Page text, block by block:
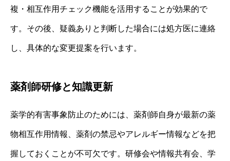
複・相互作用チェック機能を活用することが効果的で
す。その後、疑義ありと判断した場合には処方医に連絡
し、具体的な変更提案を行います。
薬剤師研修と知識更新
薬学的有害事象防止のためには、薬剤師自身が最新の薬
物相互作用情報、薬剤の禁忌やアレルギー情報などを把
握しておくことが不可欠です。研修会や情報共有会、学